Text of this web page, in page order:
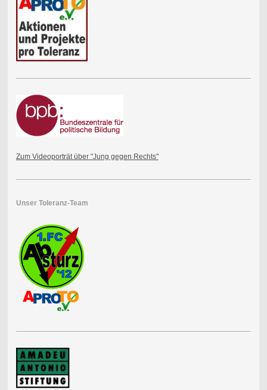
Zum Videoporträt über "Jung gegen Rechts"
Unser Toleranz-Team